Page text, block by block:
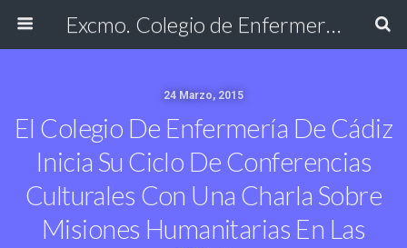
Excmo. Colegio de Enfermería de Cádiz
24 Marzo, 2015
El Colegio De Enfermería De Cádiz
Inicia Su Ciclo De Conferencias
Culturales Con Una Charla Sobre
Misiones Humanitarias En Las